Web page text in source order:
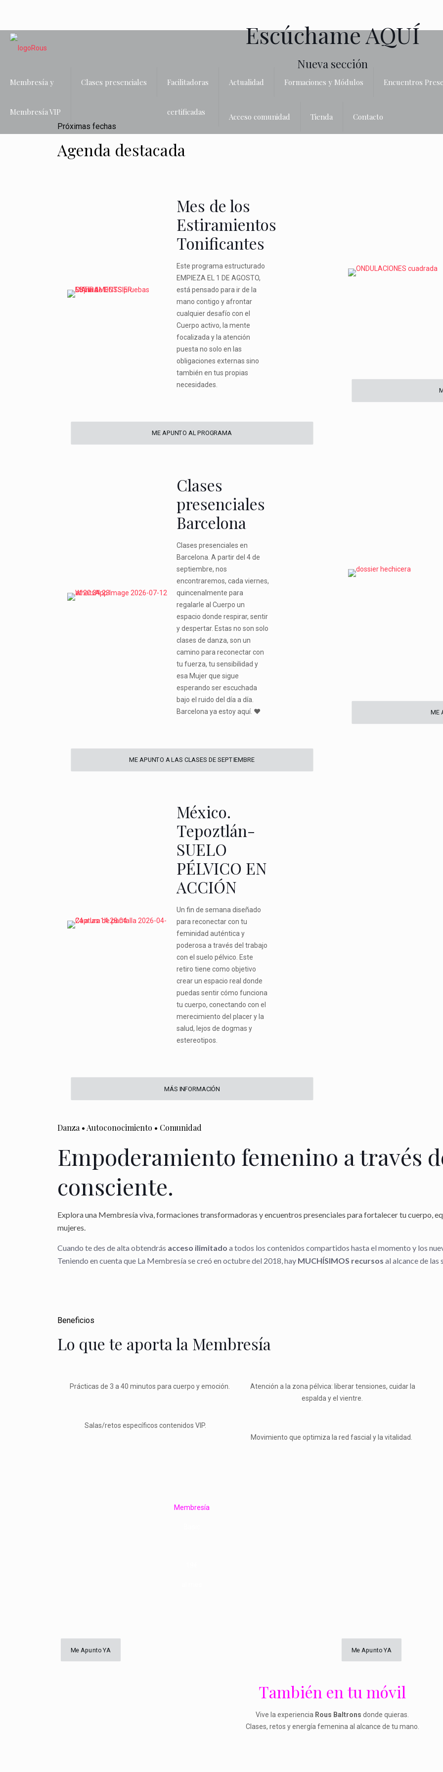
Membresía y
Membresía VIP
Clases presenciales Facilitadoras
certificadas
Actualidad Formaciones y Módulos Encuentros
Acceso comunidad Tienda Contacto
Escúchame AQUÍ
Nueva sección
Próximas fechas
Agenda destacada
Mes de los
Estiramientos
Tonificantes
Este programa estructurado
EMPIEZA EL 1 DE AGOSTO,
está pensado para ir de la
mano contigo y afrontar
cualquier desafío con el
Cuerpo activo, la mente
focalizada y la atención
puesta no solo en las
obligaciones externas sino
también en tus propias
necesidades.
ME APUNTO AL PROGRAMA
Clases
presenciales
Barcelona
Clases presenciales en
Barcelona. A partir del 4 de
septiembre, nos
encontraremos, cada viernes,
quincenalmente para
regalarle al Cuerpo un
espacio donde respirar, sentir
y despertar. Estas no son solo
clases de danza, son un
camino para reconectar con
tu fuerza, tu sensibilidad y
esa Mujer que sigue
esperando ser escuchada
bajo el ruido del día a día.
Barcelona ya estoy aquí. ♥️
ME APUNTO A LAS CLASES DE SEPTIEMBRE
ME
México.
Tepoztlán-
SUELO
PÉLVICO EN
ACCIÓN
Un fin de semana diseñado
para reconectar con tu
feminidad auténtica y
poderosa a través del trabajo
con el suelo pélvico. Este
retiro tiene como objetivo
crear un espacio real donde
puedas sentir cómo funciona
tu cuerpo, conectando con el
merecimiento del placer y la
salud, lejos de dogmas y
estereotipos.
MÁS INFORMACIÓN
Danza • Autoconocimiento • Comunidad
Empoderamiento femenino a través
consciente.
Explora una Membresía viva, formaciones transformadoras y encuentros presenciales para fortalecer tu cuerpo,
mujeres.
Cuando te des de alta obtendrás acceso ilimitado a todos los contenidos compartidos hasta el momento y los
Teniendo en cuenta que La Membresía se creó en octubre del 2018, hay MUCHÍSIMOS recursos al alcance de las
Beneficios
Lo que te aporta la Membresía
Prácticas de 3 a 40 minutos para cuerpo y emoción.
Salas/retos específicos contenidos VIP.
Atención a la zona pélvica: liberar tensiones, cuidar la
espalda y el vientre.
Movimiento que optimiza la red fascial y la vitalidad.
Membresía
Me Apunto YA Me Apunto YA
También en tu móvil
Vive la experiencia Rous Baltrons donde quieras.
Clases, retos y energía femenina al alcance de tu mano.